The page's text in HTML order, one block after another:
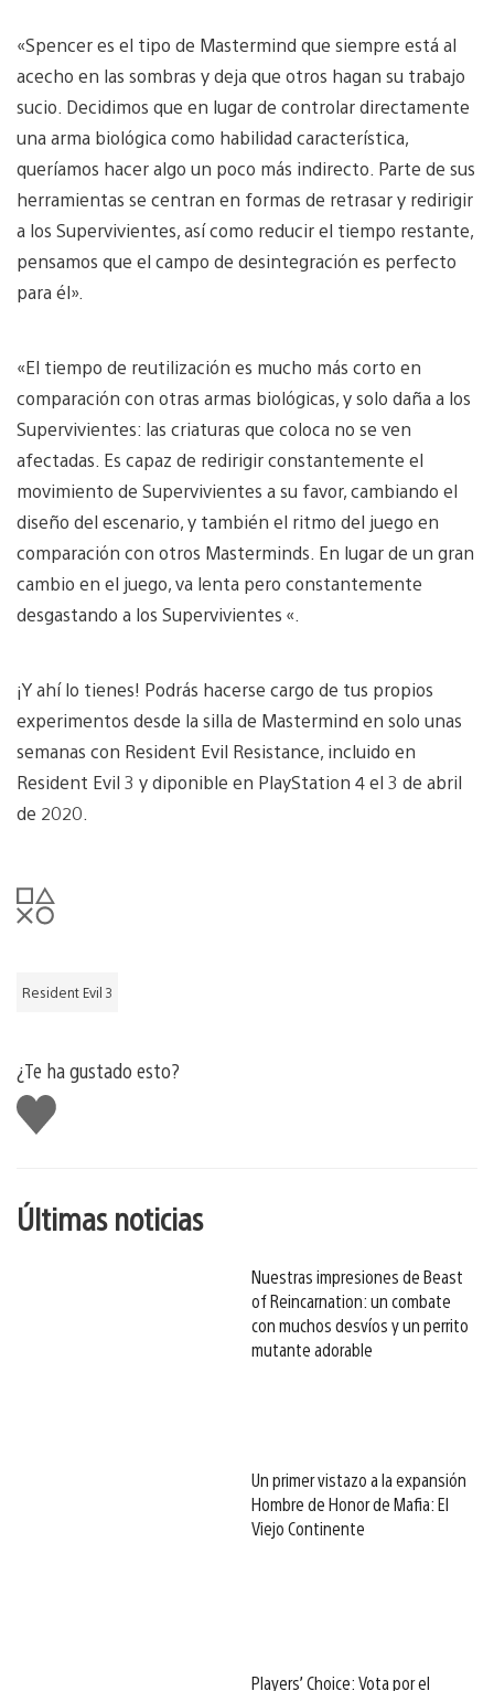
«Spencer es el tipo de Mastermind que siempre está al
acecho en las sombras y deja que otros hagan su trabajo
sucio. Decidimos que en lugar de controlar directamente
una arma biológica como habilidad característica,
queríamos hacer algo un poco más indirecto. Parte de sus
herramientas se centran en formas de retrasar y redirigir
a los Supervivientes, así como reducir el tiempo restante,
pensamos que el campo de desintegración es perfecto
para él».
«El tiempo de reutilización es mucho más corto en
comparación con otras armas biológicas, y solo daña a los
Supervivientes: las criaturas que coloca no se ven
afectadas. Es capaz de redirigir constantemente el
movimiento de Supervivientes a su favor, cambiando el
diseño del escenario, y también el ritmo del juego en
comparación con otros Masterminds. En lugar de un gran
cambio en el juego, va lenta pero constantemente
desgastando a los Supervivientes «.
¡Y ahí lo tienes! Podrás hacerse cargo de tus propios
experimentos desde la silla de Mastermind en solo unas
semanas con Resident Evil Resistance, incluido en
Resident Evil 3 y diponible en PlayStation 4 el 3 de abril
de 2020.
Resident Evil 3
¿Te ha gustado esto?
Me
gusta
Últimas noticias
Nuestras impresiones de Beast
of Reincarnation: un combate
con muchos desvíos y un perrito
mutante adorable
Un primer vistazo a la expansión
Hombre de Honor de Mafia: El
Viejo Continente
Players’ Choice: Vota por el